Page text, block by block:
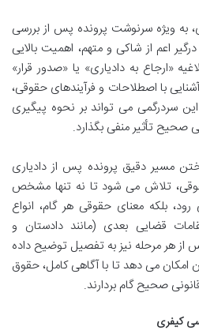
به ویژه سرنوشت پرونده پس از بررسی
اعم از شاکی و متهم، اهمیت بالایی
«ارجاع به دادیاری» یا «صدور قرار»
با اصطلاحات و فرآیندهای حقوقی،
سردرگمی می تواند بر نحوه پیگیری
صحیح تأثیر منفی بگذارد.
مسیر دقیق پرونده پس از دادیاری
تلاش می شود تا نه تنها مشخص
بلکه معنای حقوقی هر گام، انواع
قضایی بعدی (مانند دادستان و
از هر مرحله نیز به تفصیل توضیح داده
امکان می دهد تا با آگاهی کامل، حقوق
صحیح گام بردارند.
کیفری